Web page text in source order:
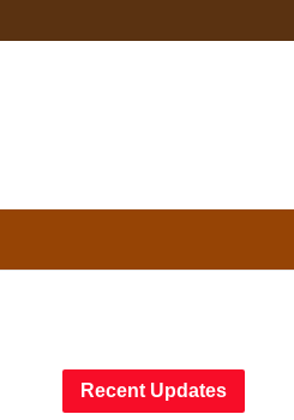
Recent Updates